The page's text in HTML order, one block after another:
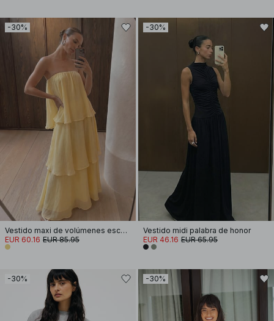
-30%
Vestido maxi de volúmenes escalonados y corte palabra de honor
EUR 60.16 EUR 85.95
-30%
Vestido midi palabra de honor
EUR 46.16 EUR 65.95
-30% -30%